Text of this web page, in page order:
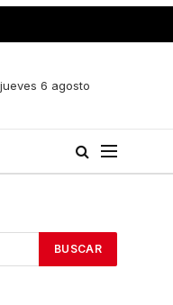
jueves 6 agosto